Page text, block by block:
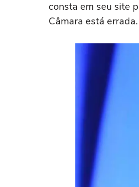
consta em seu site
Câmara está errada.